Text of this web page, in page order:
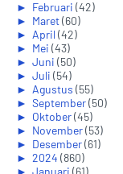
► Februari (42)
► Maret(60)
► April(42)
► Mei (43)
► Juni (50)
► Juli (54)
► Agustus (55)
► September(50)
► Oktober(45)
► November(53)
► Desember(61)
► 2024 (860)
► Januari (61)